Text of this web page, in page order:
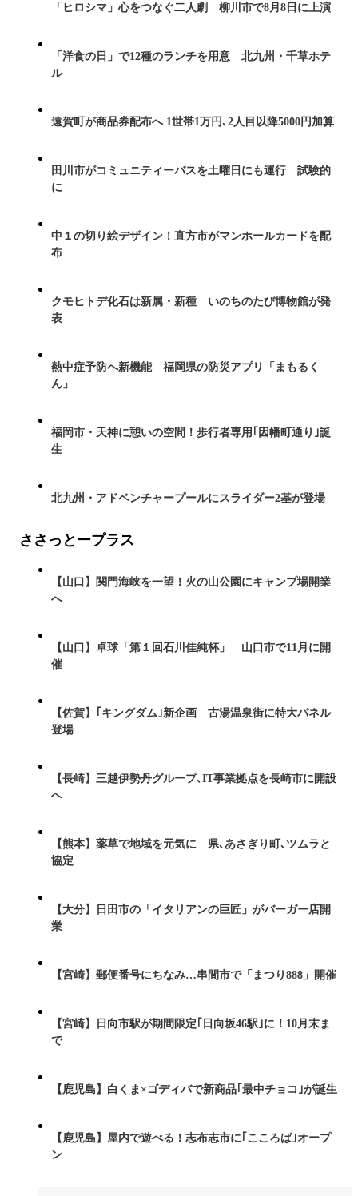
「ヒロシマ」心をつなぐ二人劇 柳川市で8月8日に上演
「洋食の日」で12種のランチを用意 北九州・千草ホテ
ル
遠賀町が商品券配布へ 1世帯1万円､2人目以降5000円加算
田川市がコミュニティーバスを土曜日にも運行 試験的
に
中１の切り絵デザイン！直方市がマンホールカードを配
布
クモヒトデ化石は新属・新種 いのちのたび博物館が発
表
熱中症予防へ新機能 福岡県の防災アプリ「まもるく
ん」
福岡市・天神に憩いの空間！歩行者専用｢因幡町通り｣誕
生
北九州・アドベンチャープールにスライダー2基が登場
ささっとープラス
【山口】関門海峡を一望！火の山公園にキャンプ場開業
へ
【山口】卓球「第１回石川佳純杯」 山口市で11月に開
催
【佐賀】｢キングダム｣新企画 古湯温泉街に特大パネル
登場
【長崎】三越伊勢丹グループ､IT事業拠点を長崎市に開設
へ
【熊本】薬草で地域を元気に 県､あさぎり町､ツムラと
協定
【大分】日田市の「イタリアンの巨匠」がバーガー店開
業
【宮崎】郵便番号にちなみ…串間市で「まつり888」開催
【宮崎】日向市駅が期間限定｢日向坂46駅｣に！10月末ま
で
【鹿児島】白くま×ゴディバで新商品｢最中チョコ｣が誕生
【鹿児島】屋内で遊べる！志布志市に｢こころば｣オープ
ン